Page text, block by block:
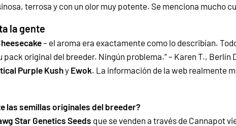
terrosa y con un olor muy potente. Se menciona mucho
la gente
– el aroma era exactamente como lo describían.
pack original del breeder. Ningún problema.“ – Karen T., Berlín
Purple Kushy Ewok. La información de la web realmente
las semillas originales del breeder?
Star Genetics Seeds que se venden a través de Cannapot